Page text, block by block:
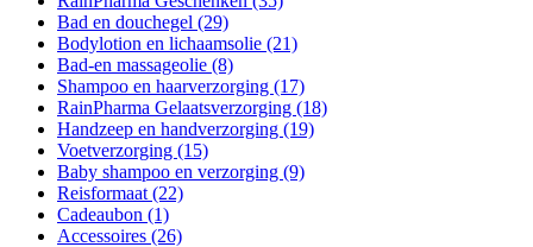
Bad en douchegel (29)
Bodylotion en lichaamsolie (21)
Bad-en massageolie (8)
Shampoo en haarverzorging (17)
RainPharma Gelaatsverzorging (18)
Handzeep en handverzorging (19)
Voetverzorging (15)
Baby shampoo en verzorging (9)
Reisformaat (22)
Cadeaubon (1)
Accessoires (26)